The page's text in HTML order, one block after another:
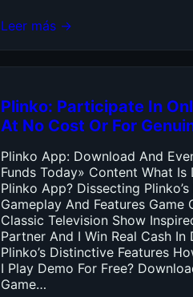
Leer más →
Plinko: Participate In
At No Cost Or For
Plinko App: Download And
Funds Today» Content What Is
Plinko App? Dissecting
Gameplay And Features Game
Classic Television Show
Partner And I Win Real Cash In
Plinko’s Distinctive Features
I Play Demo For Free?
Game…